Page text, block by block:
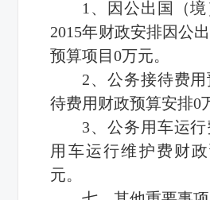
1、因公出国（境
2015年财政安排因公
预算项目0万元。
2、公务接待费
待费用财政预算安排0
3、公务用车运
用车运行维护费财
元。